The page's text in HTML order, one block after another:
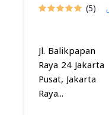
(5)
Jl. Balikpapan
Raya 24 Jakarta
Pusat, Jakarta
Raya...